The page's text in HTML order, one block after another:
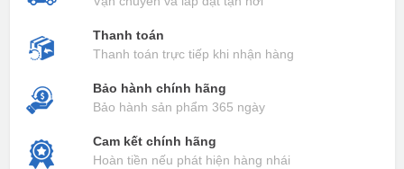
Thanh toán
Thanh toán trực tiếp khi nhận hàng
Bảo hành chính hãng
Bảo hành sản phẩm 365 ngày
Cam kết chính hãng
Hoàn tiền nếu phát hiện hàng nhái